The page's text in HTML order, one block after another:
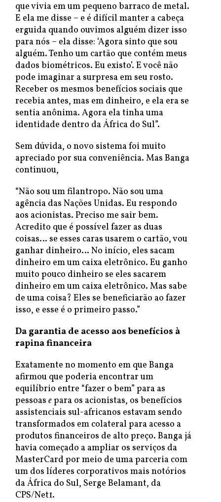
que vivia em um pequeno barraco de metal.
E ela me disse – e é difícil manter a cabeça
erguida quando ouvimos alguém dizer isso
para nós – ela disse: ‘Agora sinto que sou
alguém. Tenho um cartão que contém meus
dados biométricos. Eu existo’. E você não
pode imaginar a surpresa em seu rosto.
Receber os mesmos benefícios sociais que
recebia antes, mas em dinheiro, e ela era se
sentia anônima. Agora ela tinha uma
identidade dentro da África do Sul”.
Sem dúvida, o novo sistema foi muito
apreciado por sua conveniência. Mas Banga
continuou,
“Não sou um filantropo. Não sou uma
agência das Nações Unidas. Eu respondo
aos acionistas. Preciso me sair bem.
Acredito que é possível fazer as duas
coisas… se esses caras usarem o cartão, vou
ganhar dinheiro… No início, eles sacam
dinheiro em um caixa eletrônico. Eu ganho
muito pouco dinheiro se eles sacarem
dinheiro em um caixa eletrônico. Mas sabe
de uma coisa? Eles se beneficiarão ao fazer
isso, e esse é o primeiro passo.”
Da garantia de acesso aos benefícios à
rapina financeira
Exatamente no momento em que Banga
afirmou que poderia encontrar um
equilíbrio entre “fazer o bem” para as
pessoas epara os acionistas, os benefícios
assistenciais sul-africanos estavam sendo
transformados em colateral para acesso a
produtos financeiros de alto preço. Banga já
havia começado a ampliar os serviços da
MasterCard por meio de uma parceria com
um dos líderes corporativos mais notórios
da África do Sul, Serge Belamant, da
CPS/Net1.